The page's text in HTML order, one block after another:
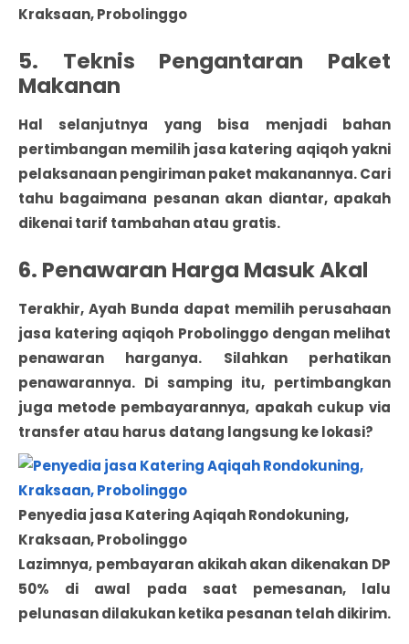
Kraksaan, Probolinggo
5. Teknis Pengantaran Paket
Makanan
Hal selanjutnya yang bisa menjadi bahan
pertimbangan memilih jasa katering aqiqoh yakni
pelaksanaan pengiriman paket makanannya. Cari
tahu bagaimana pesanan akan diantar, apakah
dikenai tarif tambahan atau gratis.
6. Penawaran Harga Masuk Akal
Terakhir, Ayah Bunda dapat memilih perusahaan
jasa katering aqiqoh Probolinggo dengan melihat
penawaran harganya. Silahkan perhatikan
penawarannya. Di samping itu, pertimbangkan
juga metode pembayarannya, apakah cukup via
transfer atau harus datang langsung ke lokasi?
Penyedia jasa Katering Aqiqah Rondokuning,
Kraksaan, Probolinggo
Lazimnya, pembayaran akikah akan dikenakan DP
50% di awal pada saat pemesanan, lalu
pelunasan dilakukan ketika pesanan telah dikirim.